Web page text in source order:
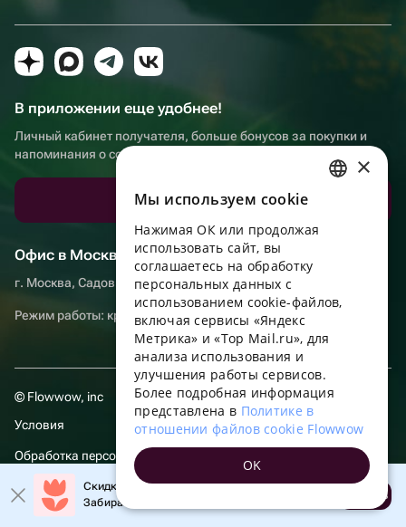
В приложении еще удобнее!
Личный кабинет получателя, больше бонусов за покупки и
напоминания о событиях
Скачать приложение
Офис в Москве
г. Москва, Садовническая набережная, д. 9, помещение 2/3
Режим работы: круглосуточно
© Flowwow, inc
Условия
Обработка персональных данных
Компания осуществляет деятельность в области информационных
технологий: оказание услуг в сети “Интернет” по размещению
Скидка до 10% на первый заказ!
Забирайте промокод в приложении!
Открыть
ENGLISH
UKRAINIAN
PORTUGUESE
FRENCH
TURKISH
POLISH
×
Мы используем сookie
Нажимая ОК или продолжая
использовать сайт, вы
соглашаетесь на обработку
персональных данных с
использованием cookie-файлов,
включая сервисы «Яндекс
Метрика» и «Top Mail.ru», для
анализа использования и
улучшения работы сервисов.
Более подробная информация
представлена в Политике в
отношении файлов cookie Flowwow
OK